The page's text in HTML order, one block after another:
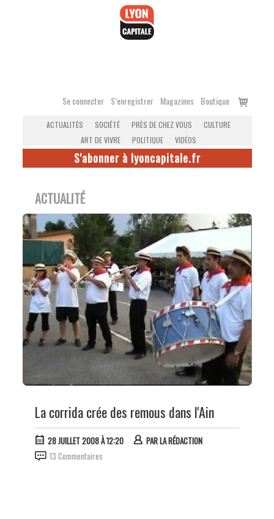
Se connecter S’enregistrer Magazines Boutique
Voir
ACTUALITÉS SOCIÉTÉ PRÈS DE CHEZ VOUS
CULTURE
ART DE VIVRE
POLITIQUE VIDÉOS
S'abonner à lyoncapitale.fr
ACTUALITÉ
La corrida crée des remous dans l'Ain
28 JUILLET 2008 À 12:20 PARLA RÉDACTION
13 Commentaires